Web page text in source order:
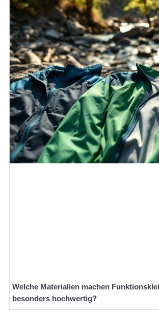
Welche Materialien machen
besonders hochwertig?